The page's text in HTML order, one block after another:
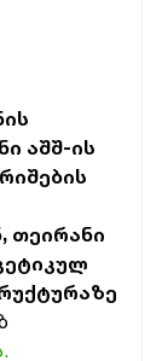
აშშ-ის
თეირანი